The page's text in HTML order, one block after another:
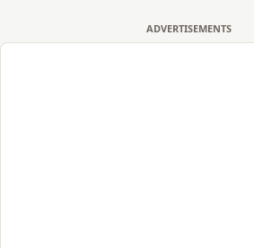
ADVERTISEMENTS